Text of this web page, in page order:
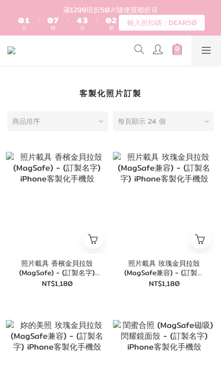
登入會員滿$1200超取免運 - 輸入折扣碼：DEAR20
滿1299現折50🎉隨便買都折🛒
01
0
日
:
07
6
時
:
5
4
3
4
3
2
分
:
1
0
2
1
0
秒 輸入折扣碼：DEAR50
歡迎首購!滿1000全館95折! 新客領卷去~
登入會員滿$1200超取免運 - 輸入折扣碼：DEAR20
客製化照片訂製
商品排序 每頁顯示 24 個
照片載具 香檳金貝拉殼
(MagSafe) - (訂製名字)
iPhone客製化手機殼
NT$1,180
照片載具 玫瑰金貝拉殼
(MagSafe兼容) - (訂製名
字) iPhone客製化手機殼
NT$1,180